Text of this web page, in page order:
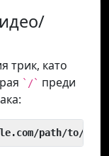
трик, като
`/` преди
path/to/